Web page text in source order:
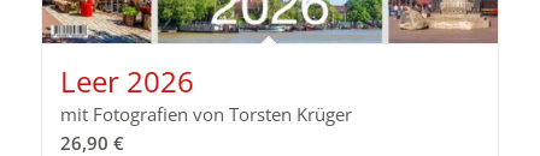
Leer 2026
mit Fotografien von Torsten Krüger
26,90 €